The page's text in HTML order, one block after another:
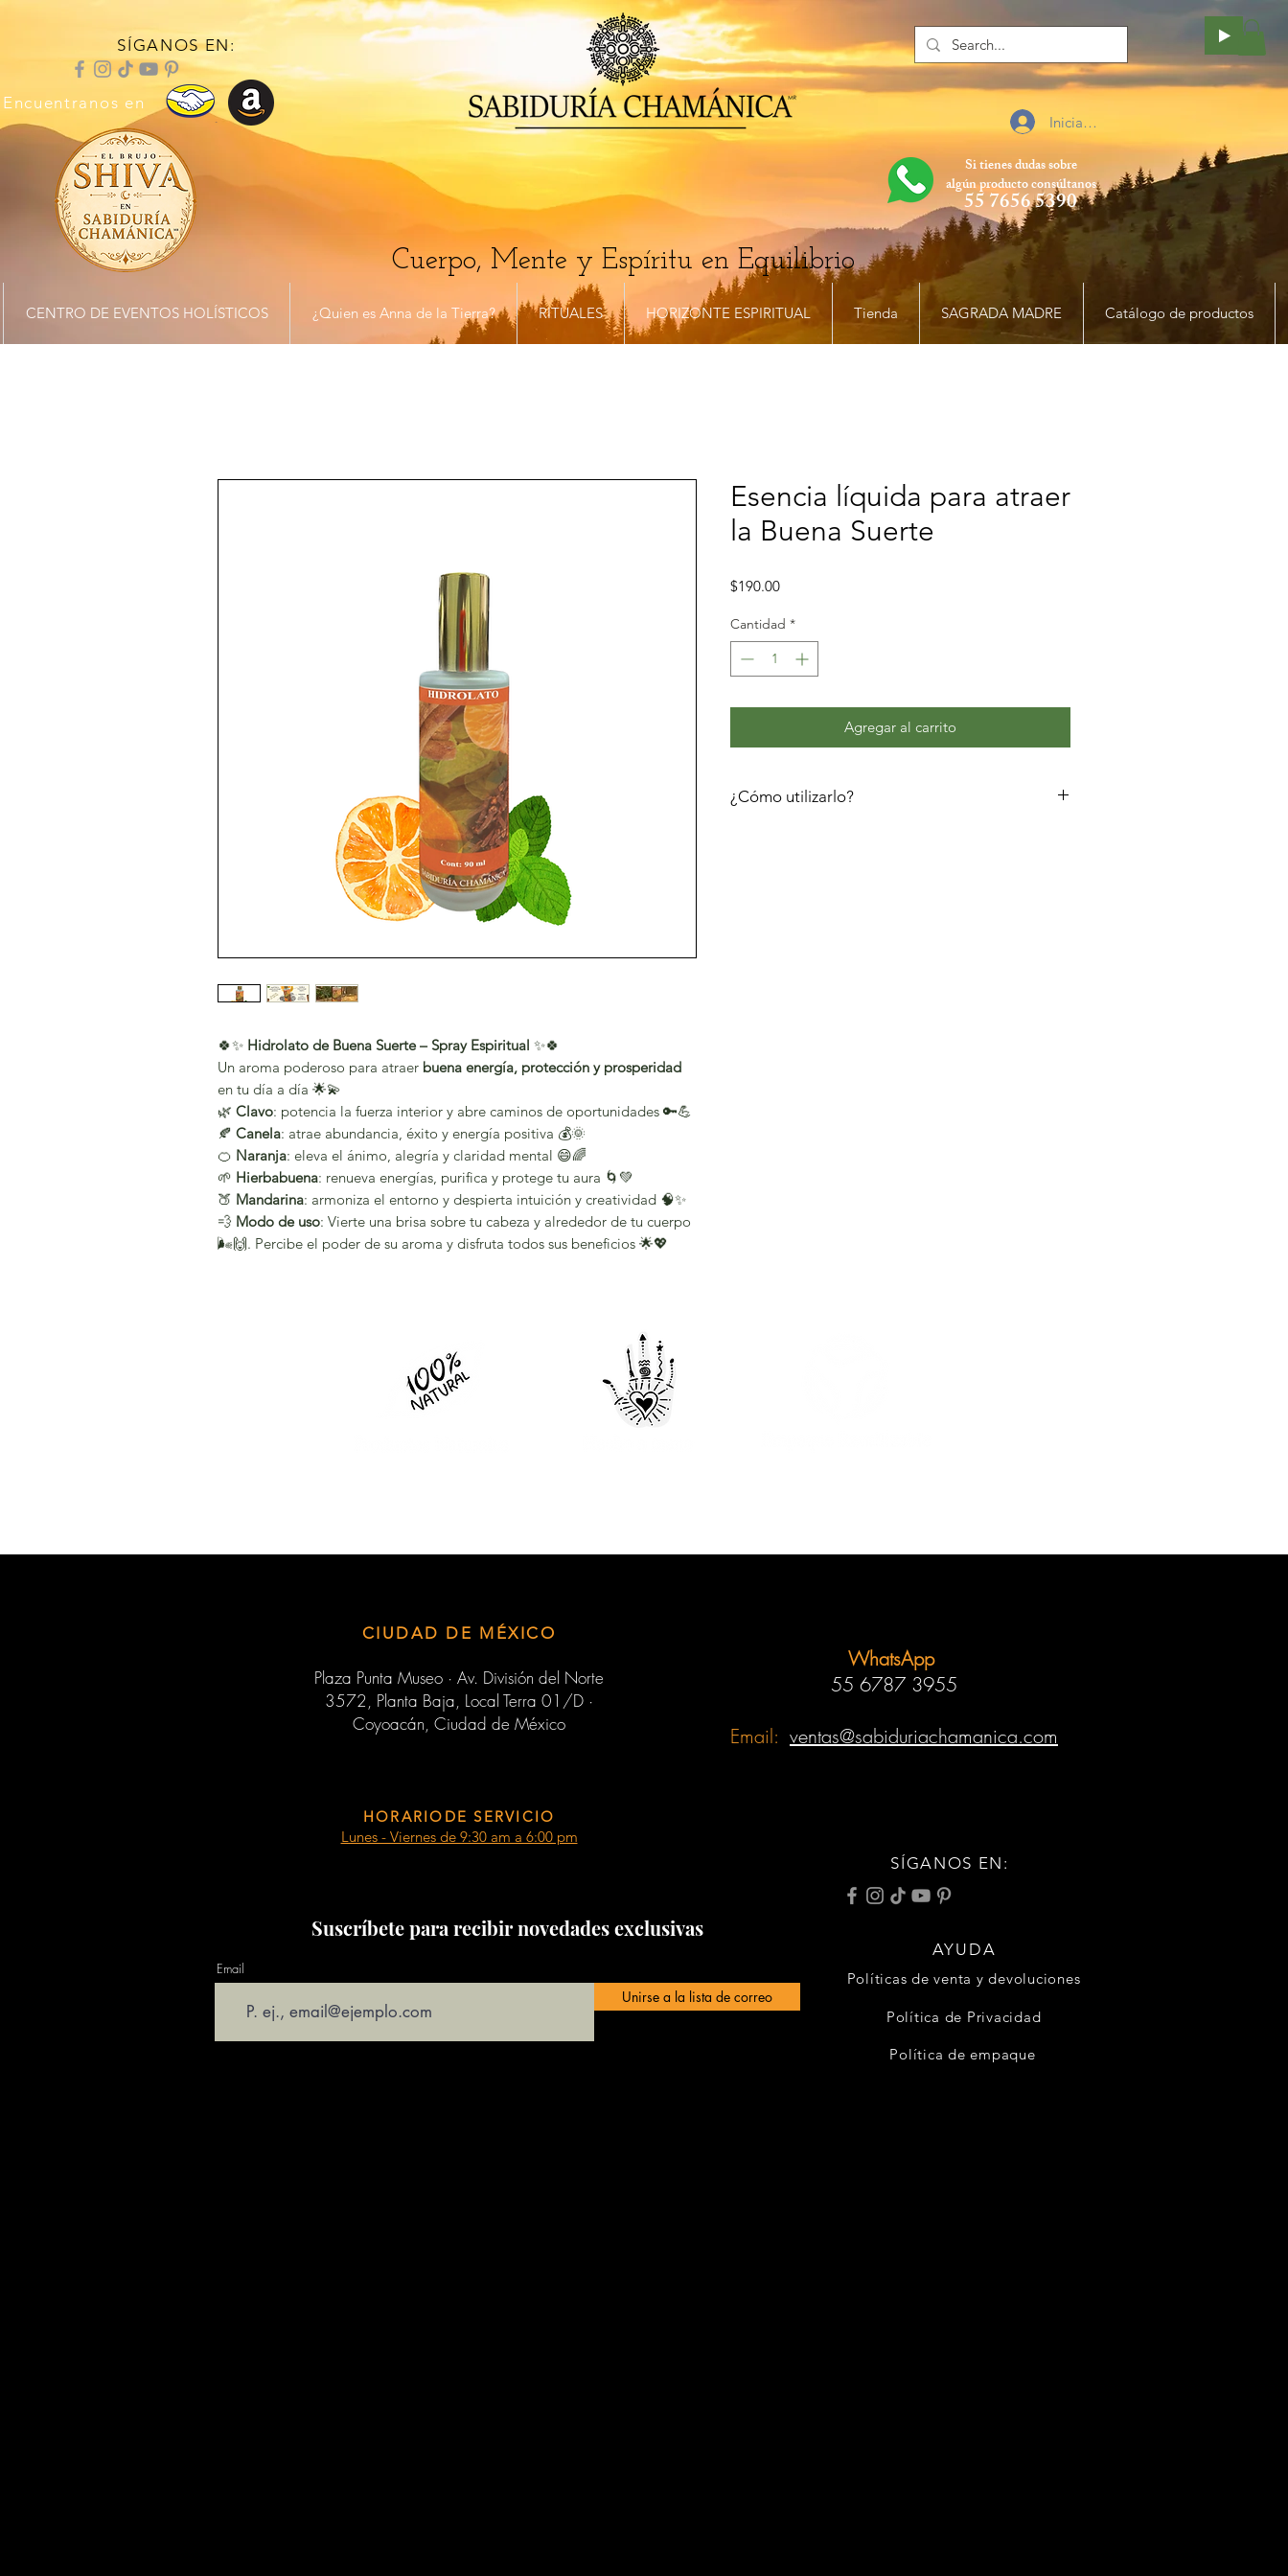
Encuentranos en
Si tienes dudas sobre
algún productoconsúltanos
55 7656 5390
Cuerpo, Mente y Espíritu en Equilibrio
CENTRO DE EVENTOS HOLÍSTICOS ¿Quien es Anna de la Tierra? RITUALES HORIZONTE ESPIRITUAL Tienda SAGRADA MADRE Catálogo de productos
SÍGANOS EN:
Iniciar sesión
🍀✨ Hidrolato de Buena Suerte – Spray Espiritual ✨🍀
Un aroma poderoso para atraer buena energía, protección y prosperidad
en tu día a día 🌟💫
🌿 Clavo: potencia la fuerza interior y abre caminos de oportunidades 🔑💪
🍂 Canela: atrae abundancia, éxito y energía positiva 💰🌞
🍊 Naranja: eleva el ánimo, alegría y claridad mental 😄🌈
🌱 Hierbabuena: renueva energías, purifica y protege tu aura 🌀💚
🍑 Mandarina: armoniza el entorno y despierta intuición y creatividad 🧠✨
💨 Modo de uso: Vierte una brisa sobre tu cabeza y alrededor de tu cuerpo
🌬️🙌. Percibe el poder de su aroma y disfruta todos sus beneficios 🌟💖
Esencia líquida para atraer
la Buena Suerte
$190.00Precio
Cantidad *
Agregar al carrito
¿Cómo utilizarlo?
CIUDAD DE MÉXICO
Plaza Punta Museo · Av. División del Norte
3572, Planta Baja, Local Terra 01/D ·
Coyoacán, Ciudad de México
WhatsApp
55 6787 3955
Email: ventas@sabiduriachamanica.com
HORARIODE SERVICIO
Lunes - Viernes de 9:30 am a 6:00 pm
SÍGANOS EN:
Suscríbete para recibir novedades exclusivas
Email
Unirse a la lista de correo
AYUDA
Políticas de venta y devoluciones
Política de Privacidad
Política de empaque